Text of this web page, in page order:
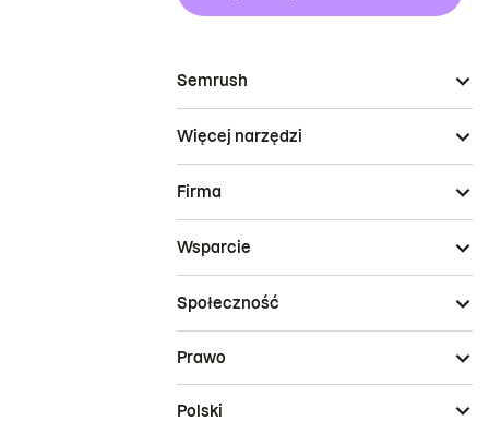
Semrush
Więcej narzędzi
Firma
Wsparcie
Społeczność
Prawo
Polski